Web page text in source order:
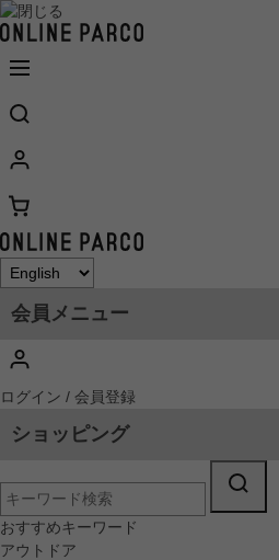
会員メニュー
ログイン / 会員登録
ショッピング
おすすめキーワード
アウトドア